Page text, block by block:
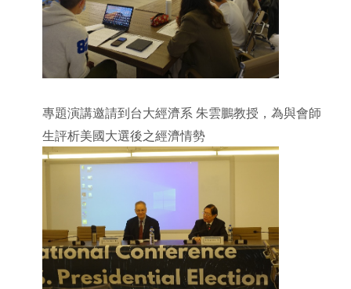
專題演講邀請到台大經濟系 朱雲鵬教授，為與會師
生評析美國大選後之經濟情勢